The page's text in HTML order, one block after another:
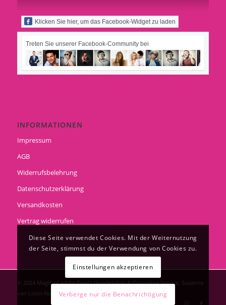
Klicken Sie hier, um das Facebook-Widget zu laden
Treten Sie unserer Facebook-Community bei
INFORMATIONEN
Impressum
AGB
Widerrufsbelehrung
Datenschutzerklärung
Versandkosten
Vertrag widerrufen
© 2024 Magic of white Pearls Hundesalon & Grooming Service, Susanne
van Loon-Noppe
Diese Seite verwendet Cookies. Mit der Weiternutzung
der Seite, stimmst du der Verwendung von Cookies zu.
Einstellungen akzeptieren
Verberge nur die Benachrichtigung